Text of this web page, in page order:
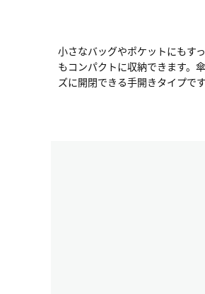
小さなバッグやポケットにもす
もコンパクトに収納できます。
ズに開閉できる手開きタイプです